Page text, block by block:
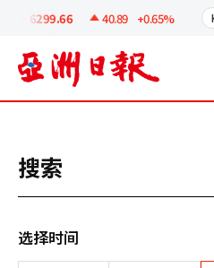
6299.66 40.89 +0.65%
搜索
选择时间